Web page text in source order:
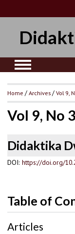
Home /Archives/Vol 9,
Vol 9, No
Didaktika
DOI: https://doi.org/
Table of
Articles